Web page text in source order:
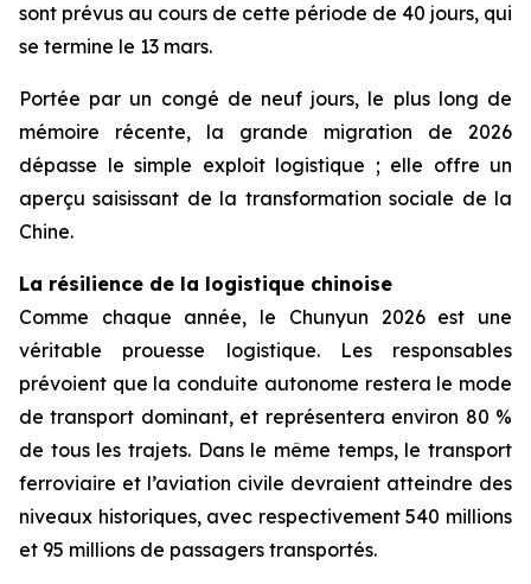
sont prévus au cours de cette période de 40 jours, qui
se termine le 13 mars.
Portée par un congé de neuf jours, le plus long de
mémoire récente, la grande migration de 2026
dépasse le simple exploit logistique ; elle offre un
aperçu saisissant de la transformation sociale de la
Chine.
La résilience de la logistique chinoise
Comme chaque année, le Chunyun 2026 est une
véritable prouesse logistique. Les responsables
prévoient que la conduite autonome restera le mode
de transport dominant, et représentera environ 80 %
de tous les trajets. Dans le même temps, le transport
ferroviaire et l’aviation civile devraient atteindre des
niveaux historiques, avec respectivement 540 millions
et 95 millions de passagers transportés.